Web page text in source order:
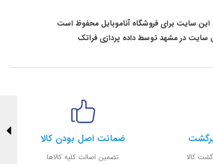
سایت برای فروشگاه آناموبایل محفوظ است
سایت در مشهد توسطداده پردازی فراتک
کالا
ضمانت اصل بودن کالا
تضمین اصالت کلیه کالاها